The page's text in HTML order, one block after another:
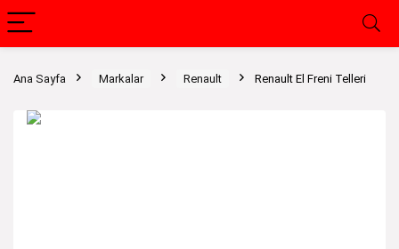
Ana Sayfa Markalar Renault Renault El Freni Telleri